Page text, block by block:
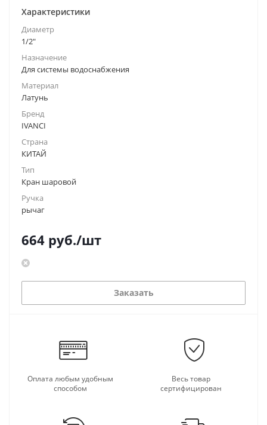
Характеристики
Диаметр
1/2"
Назначение
Для системы водоснабжения
Материал
Латунь
Бренд
IVANCI
Страна
КИТАЙ
Тип
Кран шаровой
Ручка
рычаг
664 руб./шт
Заказать
Оплата любым удобным
способом
Весь товар
сертифицирован